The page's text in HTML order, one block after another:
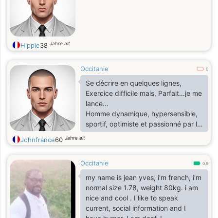
Hippie38 Jahre alt
Occitanie 0
Se décrire en quelques lignes,
Exercice difficile mais, Parfait…je me
lance…
Homme dynamique, hypersensible,
sportif, optimiste et passionné par la
vie, de tous les moments de plaisirs
associés, Voyages, Restaurants
Weekends sur la Coté D'Azur, région
que j’affectionne tout
particulièrement, à la découverte de
magnifiques villages perchés dans le
Lubéron, simples ballades en bord
de Mer sachant L’eau est mon
Johnfrance60 Jahre alt
Occitanie 0.9
my name is jean yves, i'm french, i'm
normal size 1.78, weight 80kg. i am
nice and cool . I like to speak
current, social information and I